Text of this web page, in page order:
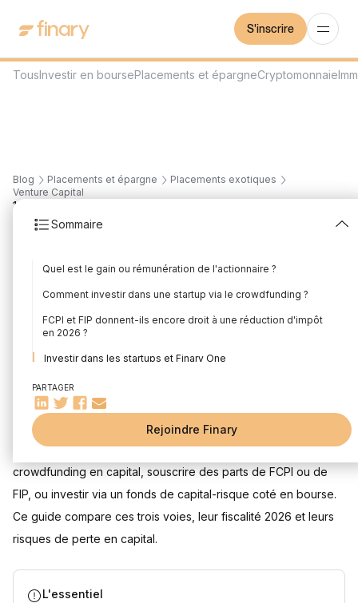
S'inscrire
TousInvestir en boursePlacements et épargneCryptomonnaie
Blog Placements et épargne
Placements exotiques
Venture Capital
Sommaire
Quel est le gain ou rémunération de l'actionnaire ?
Comment investir dans une startup via le crowdfunding ?
FCPI et FIP donnent-ils encore droit à une réduction d'impôt
en 2026 ?
Investir dans les startups et Finary One
Les fonds de capital-risque (Venture capital)
Startups : un pari à haut risque, à taille mesurée
?
crowdequity ?
Les FCPI et les FIP permettent-ils encore de réduire ses
startup ?
PARTAGER
Rejoindre Finary
12
les startups ?
Édité par
Mis à jour le 30 juillet 2026
Pour investir dans une startup, un particulier peut passer par le
crowdfunding en capital, souscrire des parts de FCPI ou de
FIP, ou investir via un fonds de capital-risque coté en bourse.
Ce guide compare ces trois voies, leur fiscalité 2026 et leurs
risques de perte en capital.
L'essentiel